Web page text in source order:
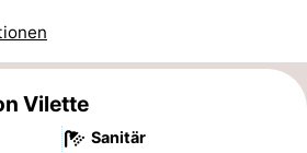
Vilette
Sanitär